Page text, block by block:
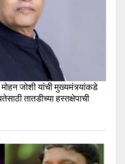
जोशी यांची मुख्यमंत्र्यांकडे
तातडीच्या हस्तक्षेपाची